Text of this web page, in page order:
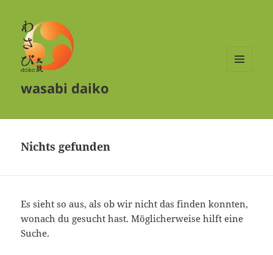
wasabi daiko
Nichts gefunden
Es sieht so aus, als ob wir nicht das finden konnten,
wonach du gesucht hast. Möglicherweise hilft eine
Suche.